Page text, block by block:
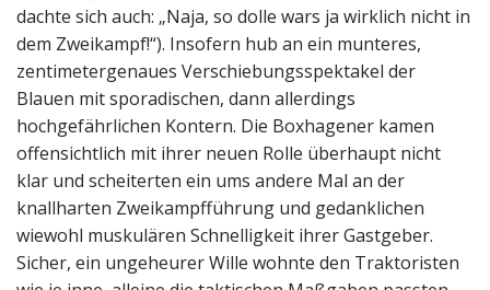
dachte sich auch: „Naja, so dolle wars ja wirklich nicht in
dem Zweikampf!“). Insofern hub an ein munteres,
zentimetergenaues Verschiebungsspektakel der
Blauen mit sporadischen, dann allerdings
hochgefährlichen Kontern. Die Boxhagener kamen
offensichtlich mit ihrer neuen Rolle überhaupt nicht
klar und scheiterten ein ums andere Mal an der
knallharten Zweikampfführung und gedanklichen
wiewohl muskulären Schnelligkeit ihrer Gastgeber.
Sicher, ein ungeheurer Wille wohnte den Traktoristen